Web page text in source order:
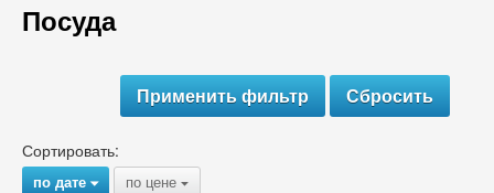
Посуда
Сортировать:
по дате{ по цене {